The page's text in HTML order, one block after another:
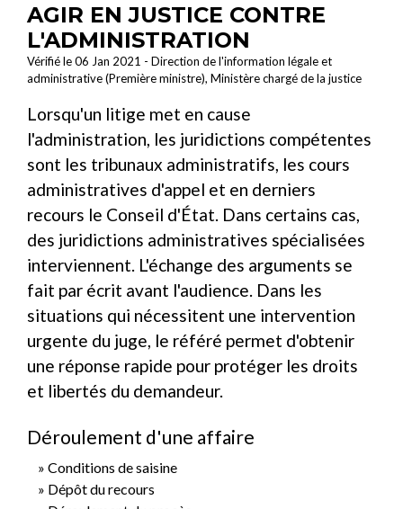
AGIR EN JUSTICE CONTRE
L'ADMINISTRATION
Vérifié le 06 Jan 2021 - Direction de l'information légale et
administrative (Première ministre), Ministère chargé de la justice
Lorsqu'un litige met en cause
l'administration, les juridictions compétentes
sont les tribunaux administratifs, les cours
administratives d'appel et en derniers
recours le Conseil d'État. Dans certains cas,
des juridictions administratives spécialisées
interviennent. L'échange des arguments se
fait par écrit avant l'audience. Dans les
situations qui nécessitent une intervention
urgente du juge, le référé permet d'obtenir
une réponse rapide pour protéger les droits
et libertés du demandeur.
Déroulement d'une affaire
Conditions de saisine
Dépôt du recours